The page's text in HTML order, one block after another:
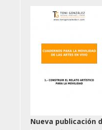
Nueva publicación